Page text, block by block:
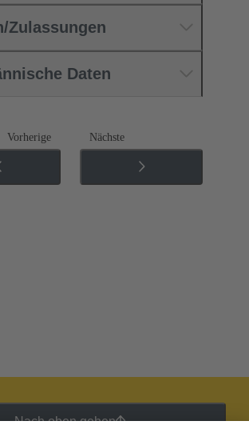
Zulassungen
Daten
Vorherige Nächste
Nach oben gehen